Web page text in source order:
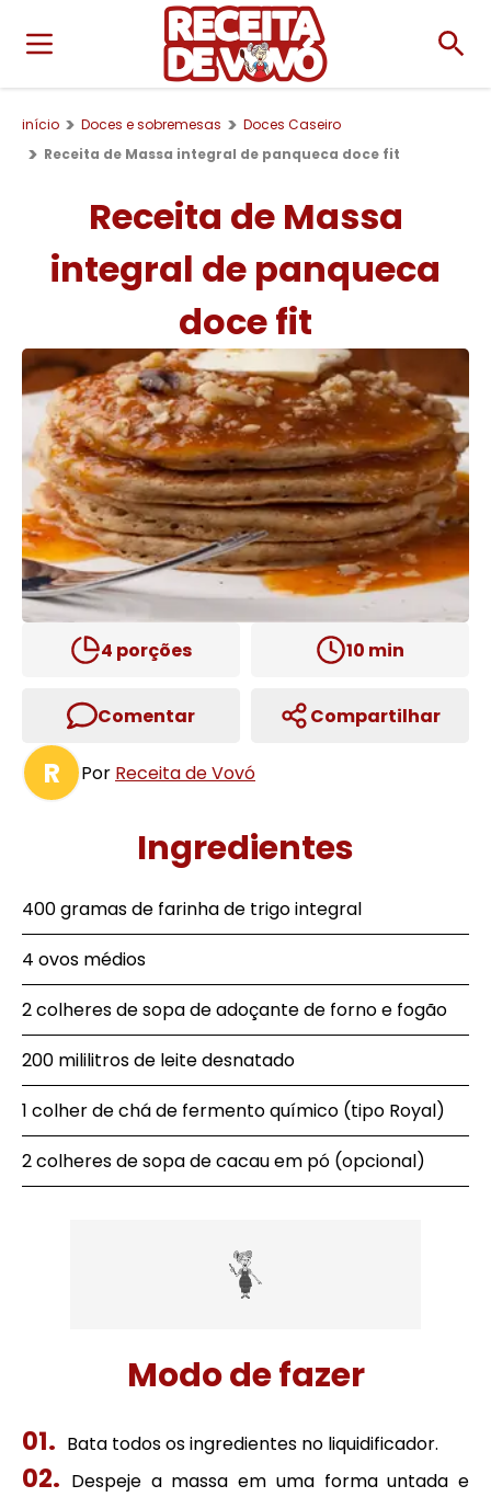
início Doces e sobremesas
Doces Caseiro
Receita de Massa integral de panqueca doce fit
Receita de Massa
integral de panqueca
doce fit
4 porções 10 min
Comentar Compartilhar
R Por Receita de Vovó
Ingredientes
400 gramas de farinha de trigo integral
4 ovos médios
2 colheres de sopa de adoçante de forno e fogão
200 mililitros de leite desnatado
1 colher de chá de fermento químico (tipo Royal)
2 colheres de sopa de cacau em pó (opcional)
Modo de fazer
Bata todos os ingredientes no liquidificador.
Despeje a massa em uma forma untada e